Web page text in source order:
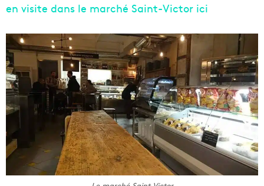
en visite dans le marché Saint-Victor ici